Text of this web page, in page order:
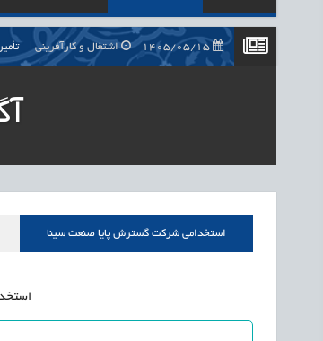
اشتغال و کارآفرینی تأمین
1405/05/15 اشتغال و کارآفرینی
استخدامی شرکت گسترش پایا صنعت سینا